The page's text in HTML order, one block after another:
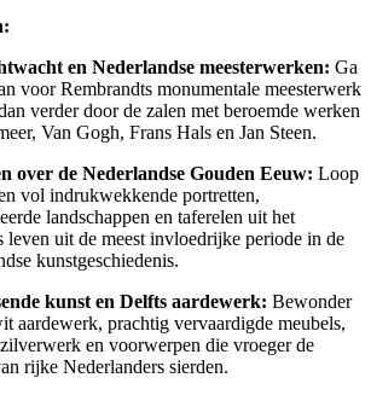
en Nederlandse meesterwerken: Ga
voor Rembrandts monumentale meesterwerk
verder door de zalen met beroemde werken
Van Gogh, Frans Hals en Jan Steen.
over de Nederlandse Gouden Eeuw: Loop
vol indrukwekkende portretten,
landschappen en taferelen uit het
leven uit de meest invloedrijke periode in de
kunstgeschiedenis.
kunst en Delfts aardewerk: Bewonder
aardewerk, prachtig vervaardigde meubels,
en voorwerpen die vroeger de
rijke Nederlanders sierden.